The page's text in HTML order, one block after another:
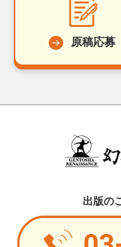
原稿応募
出版の